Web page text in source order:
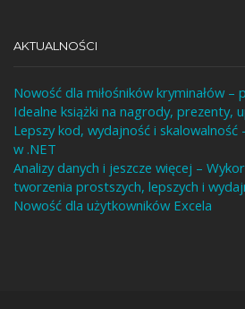
AKTUALNOŚCI
Nowość dla miłośników kryminałów –
Idealne książki na nagrody, prezenty,
Lepszy kod, wydajność i skalowalność
w .NET
Analizy danych i jeszcze więcej –
tworzenia prostszych, lepszych i
Nowość dla użytkowników Excela